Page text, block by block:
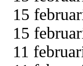
15
15
11